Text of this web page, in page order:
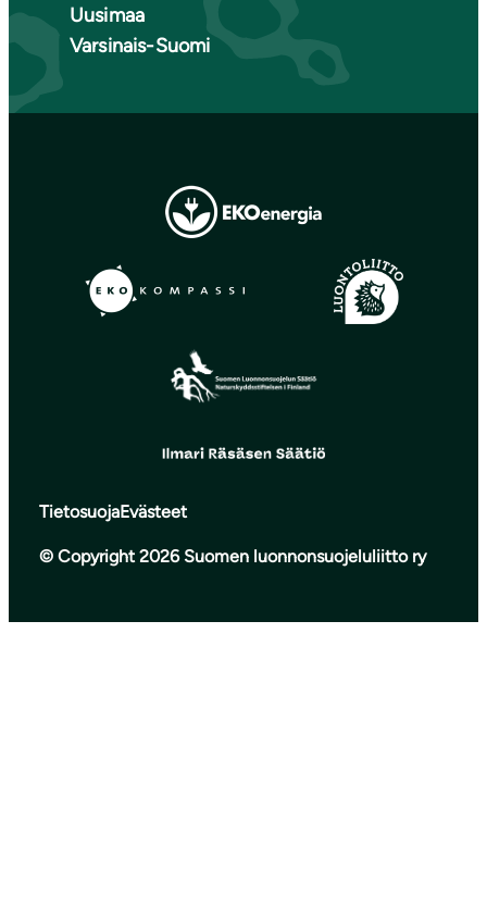
Uusimaa
Varsinais-Suomi
TietosuojaEvästeet
© Copyright 2026 Suomen luonnonsuojeluliitto ry